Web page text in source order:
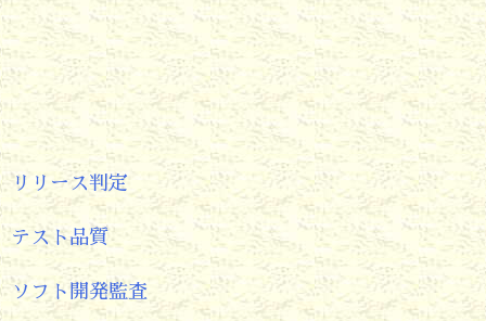
リリース判定
テスト品質
ソフト開発監査